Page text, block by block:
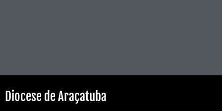
Diocese de Araçatuba